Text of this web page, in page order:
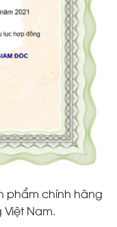
phẩm chính hãng
Nam.